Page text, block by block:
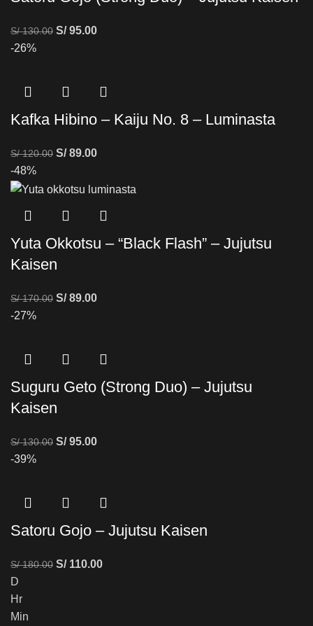
S/130.00 S/95.00
-26%
Kafka Hibino – Kaiju No. 8 – Luminasta
S/120.00 S/89.00
-48%
Yuta Okkotsu – “Black Flash” – Jujutsu
Kaisen
S/170.00 S/89.00
-27%
Suguru Geto (Strong Duo) – Jujutsu
Kaisen
S/130.00 S/95.00
-39%
Satoru Gojo – Jujutsu Kaisen
S/180.00 S/110.00
D
Hr
Min